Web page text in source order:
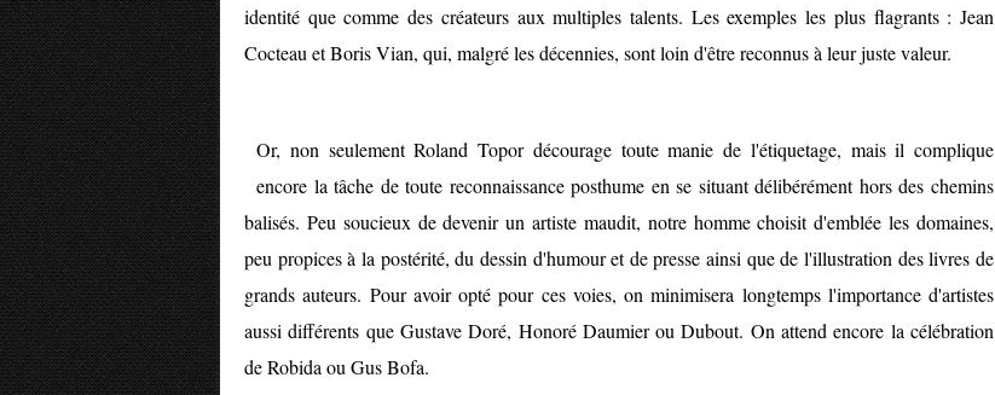
identité que comme des créateurs aux multiples talents. Les exemples les plus flagrants : Jean
Cocteau et Boris Vian, qui, malgré les décennies, sont loin d'être reconnus à leur juste valeur.
Or, non seulement Roland Topor décourage toute manie de l'étiquetage, mais il complique
encore la tâche de toute reconnaissance posthume en se situant délibérément hors des chemins
balisés. Peu soucieux de devenir un artiste maudit, notre homme choisit d'emblée les domaines,
peu propices à la postérité, du dessin d'humour et de presse ainsi que de l'illustration des livres de
grands auteurs. Pour avoir opté pour ces voies, on minimisera longtemps l'importance d'artistes
aussi différents que Gustave Doré, Honoré Daumier ou Dubout. On attend encore la célébration
de Robida ou Gus Bofa.